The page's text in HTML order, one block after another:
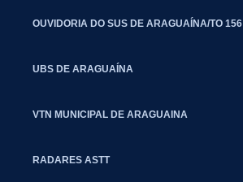
OUVIDORIA DO SUS DE ARAGUAÍNA/TO 156
UBS DE ARAGUAÍNA
VTN MUNICIPAL DE ARAGUAINA
RADARES ASTT